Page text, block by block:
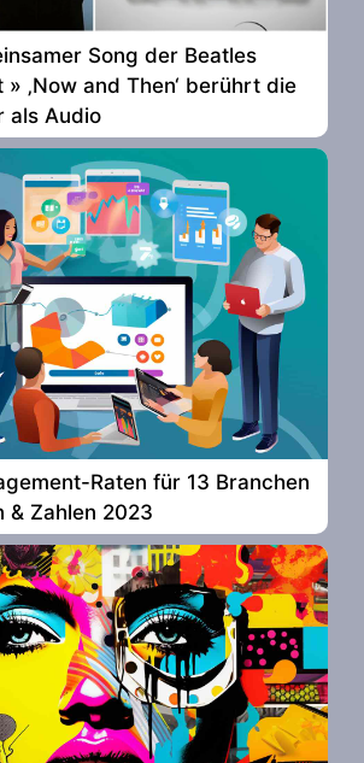
Song der Beatles
‚Now and Then‘ berührt die
als Audio
Raten für 13 Branchen
& Zahlen 2023